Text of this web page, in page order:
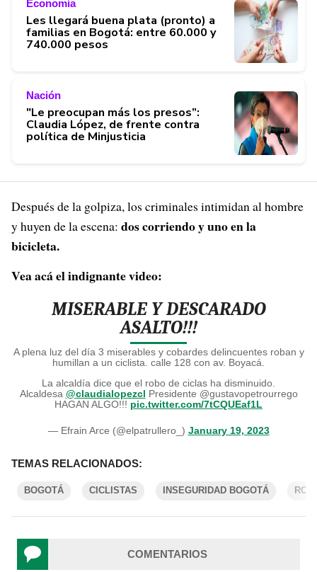
Economía
Les llegará buena plata (pronto) a
familias en Bogotá: entre 60.000 y
740.000 pesos
Nación
"Le preocupan más los presos”:
Claudia López, de frente contra
política de Minjusticia
Después de la golpiza, los criminales intimidan al hombre
y huyen de la escena: dos corriendo y uno en la
bicicleta.
Vea acá el indignante video:
MISERABLE Y DESCARADO
ASALTO!!!
A plena luz del día 3 miserables y cobardes delincuentes roban y
humillan a un ciclista. calle 128 con av. Boyacá.
La alcaldía dice que el robo de ciclas ha disminuido.
Alcaldesa @claudialopezcl Presidente @gustavopetrourrego
HAGAN ALGO!!! pic.twitter.com/7tCQUEaf1L
— Efrain Arce (@elpatrullero_) January 19, 2023
TEMAS RELACIONADOS:
BOGOTÁ CICLISTAS INSEGURIDAD BOGOTÁ
COMENTARIOS